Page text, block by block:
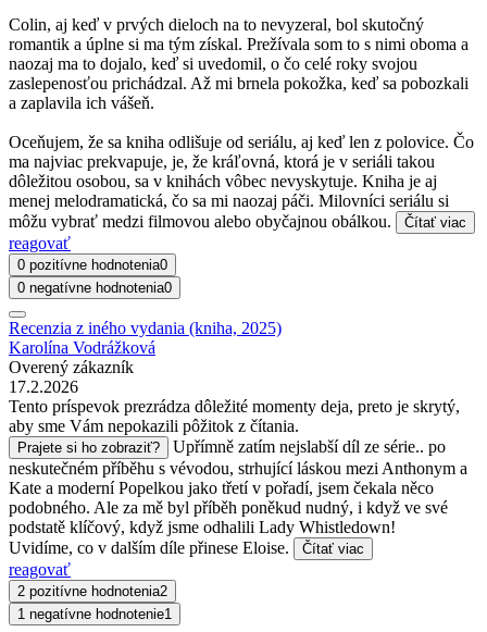
Colin, aj keď v prvých dieloch na to nevyzeral, bol skutočný
romantik a úplne si ma tým získal. Prežívala som to s nimi oboma a
naozaj ma to dojalo, keď si uvedomil, o čo celé roky svojou
zaslepenosťou prichádzal. Až mi brnela pokožka, keď sa pobozkali
a zaplavila ich vášeň.
Oceňujem, že sa kniha odlišuje od seriálu, aj keď len z polovice. Čo
ma najviac prekvapuje, je, že kráľovná, ktorá je v seriáli takou
dôležitou osobou, sa v knihách vôbec nevyskytuje. Kniha je aj
menej melodramatická, čo sa mi naozaj páči. Milovníci seriálu si
môžu vybrať medzi filmovou alebo obyčajnou obálkou.
Čítať viac
reagovať
0 pozitívne hodnotenia0
0 negatívne hodnotenia0
Recenzia z iného vydania (kniha, 2025)
Karolína Vodrážková
Overený zákazník
17.2.2026
Tento príspevok prezrádza dôležité momenty deja, preto je skrytý,
aby sme Vám nepokazili pôžitok z čítania.
Prajete si ho zobraziť?
Upřímně zatím nejslabší díl ze série.. po
neskutečném příběhu s vévodou, strhující láskou mezi Anthonym a
Kate a moderní Popelkou jako třetí v pořadí, jsem čekala něco
podobného. Ale za mě byl příběh poněkud nudný, i když ve své
podstatě klíčový, když jsme odhalili Lady Whistledown!
Uvidíme, co v dalším díle přinese Eloise.
Čítať viac
reagovať
2 pozitívne hodnotenia2
1 negatívne hodnotenie1